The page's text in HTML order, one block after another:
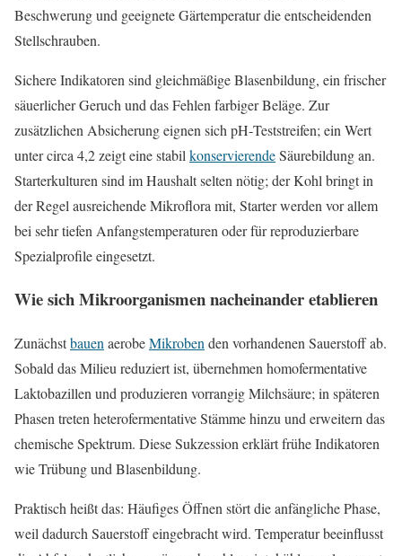
Beschwerung und geeignete Gärtemperatur die entscheidenden
Stellschrauben.
Sichere Indikatoren sind gleichmäßige Blasenbildung, ein frischer
säuerlicher Geruch und das Fehlen farbiger Beläge. Zur
zusätzlichen Absicherung eignen sich pH‑Teststreifen; ein Wert
unter circa 4,2 zeigt eine stabil konservierendeSäurebildung an.
Starterkulturen sind im Haushalt selten nötig; der Kohl bringt in
der Regel ausreichende Mikroflora mit, Starter werden vor allem
bei sehr tiefen Anfangstemperaturen oder für reproduzierbare
Spezialprofile eingesetzt.
Wie sich Mikroorganismen nacheinander etablieren
Zunächstbauen aerobeMikroben den vorhandenen Sauerstoff ab.
Sobald das Milieu reduziert ist, übernehmen homofermentative
Laktobazillen und produzieren vorrangig Milchsäure; in späteren
Phasen treten heterofermentative Stämme hinzu und erweitern das
chemische Spektrum. Diese Sukzession erklärt frühe Indikatoren
wie Trübung und Blasenbildung.
Praktisch heißt das: Häufiges Öffnen stört die anfängliche Phase,
weil dadurch Sauerstoff eingebracht wird. Temperatur beeinflusst